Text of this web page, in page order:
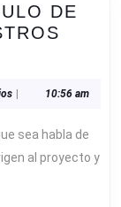
DE
| 10:56 am
sea habla de
al proyecto y